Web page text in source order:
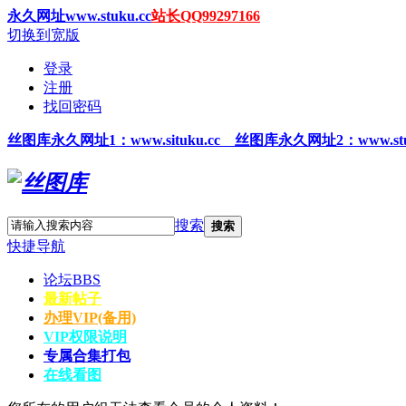
永久网址www.stuku.cc站长QQ99297166
切换到宽版
登录
注册
找回密码
丝图 库永久网址1 ：www.situku.cc 丝图库永久网址2：
搜索 搜索
快捷导航
论坛BBS
最新帖子
办理VIP(备用)
VIP权限说明
专属合集打包
在线看图